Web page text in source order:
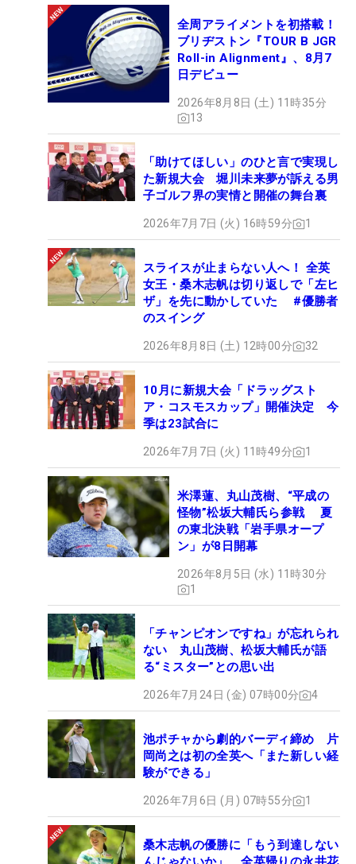
全周アライメントを初搭載！
ブリヂストン『TOUR B JGR
Roll-in Alignment』、8月7
日デビュー
2026年8月8日 (土) 11時35分
13
「助けてほしい」のひと言で実現し
た新規大会 堀川未来夢が訴える男
子ゴルフ界の実情と開催の舞台裏
2026年7月7日 (火) 16時59分 1
スライスが止まらない人へ！ 全英
女王・桑木志帆は切り返しで「左ヒ
ザ」を先に動かしていた #優勝者
のスイング
2026年8月8日 (土) 12時00分 32
10月に新規大会「ドラッグスト
ア・コスモスカップ」開催決定 今
季は23試合に
2026年7月7日 (火) 11時49分 1
米澤蓮、丸山茂樹、“平成の
怪物”松坂大輔氏ら参戦 夏
の東北決戦「岩手県オープ
ン」が8日開幕
2026年8月5日 (水) 11時30分
1
「チャンピオンですね」が忘れられ
ない 丸山茂樹、松坂大輔氏が語
る“ミスター”との思い出
2026年7月24日 (金) 07時00分 4
池ポチャから劇的バーディ締め 片
岡尚之は初の全英へ「また新しい経
験ができる」
2026年7月6日 (月) 07時55分 1
桑木志帆の優勝に「もう到達しない